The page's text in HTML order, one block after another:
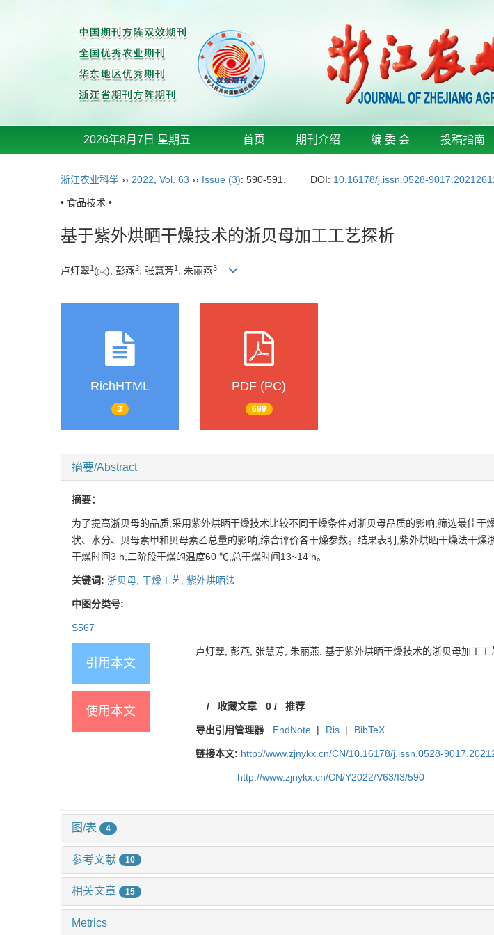
2026年8月7日 星期五 首页 期刊介绍 编 委 会 投稿指南
浙江农业科学 ›› 2022 Vol. 63 ›› Issue (3): 590-591. DOI: 10.16178/j.issn.0528-
• 食品技术 •
基于紫外烘晒干燥技术的浙贝母加工工艺探析
卢灯翠1 ( ), 彭燕2, 张慧芳1 , 朱丽燕3
RichHTML
3
PDF (PC)
699
摘要/Abstract
摘要：
为了提高浙贝母的品质,采用紫外烘晒干燥技术比较不同干燥条件对浙贝母品质的影响,筛选最佳
状、水分、贝母素甲和贝母素乙总量的影响,综合评价各干燥参数。结果表明,紫外烘晒干燥法干燥
干燥时间3 h,二阶段干燥的温度60 ℃,总干燥时间13~14 h。
关键词: 浙贝母, 干燥工艺, 紫外烘晒法
中图分类号:
S567
引用本文
卢灯翠, 彭燕, 张慧芳, 朱丽燕. 基于紫外烘晒干燥技术的浙贝母加工
使用本文 / 收藏文章 0/ 推荐
导出引用管理器 EndNote | Ris | BibTeX
链接本文: http://www.zjnykx.cn/CN/10.16178/j.issn.0528-
http://www.zjnykx.cn/CN/Y2022/V63/I3/590
图/表 4
参考文献 10
相关文章 15
Metrics